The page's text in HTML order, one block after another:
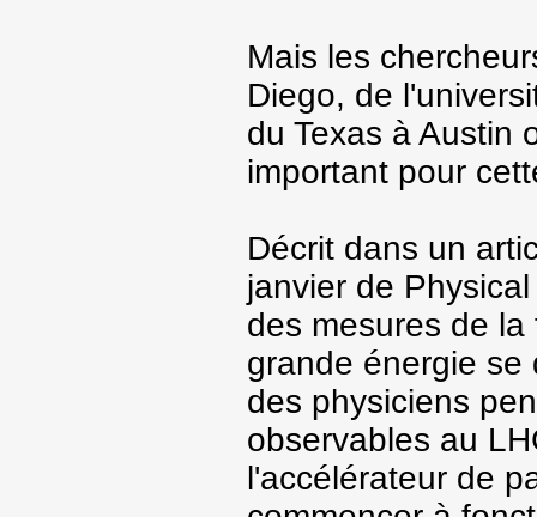
Mais les
Diego, de
du Texas à Austin
important pour
Décrit dans un
janvier de
des mesures de
grande énergie se
des physiciens
observables au
l'accélérateur de